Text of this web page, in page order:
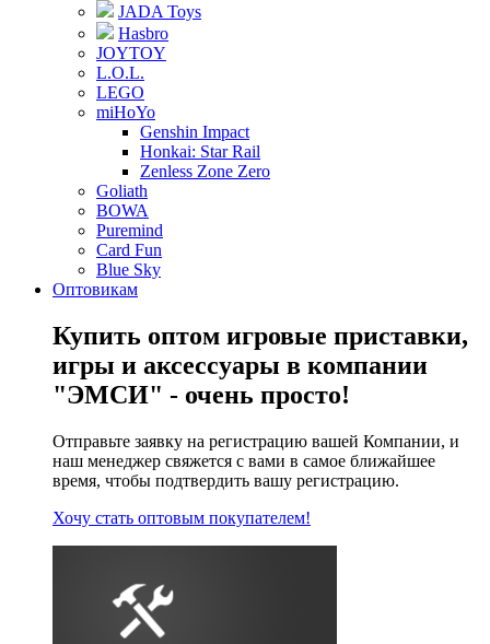
JADA Toys
Hasbro
JOYTOY
L.O.L.
LEGO
miHoYo
Genshin Impact
Honkai: Star Rail
Zenless Zone Zero
Goliath
BOWA
Puremind
Card Fun
Blue Sky
Оптовикам
Купить оптом игровые приставки,
игры и аксессуары в компании
"ЭМСИ" - очень просто!
Отправьте заявку на регистрацию вашей Компании, и
наш менеджер свяжется с вами в самое ближайшее
время, чтобы подтвердить вашу регистрацию.
Хочу стать оптовым покупателем!